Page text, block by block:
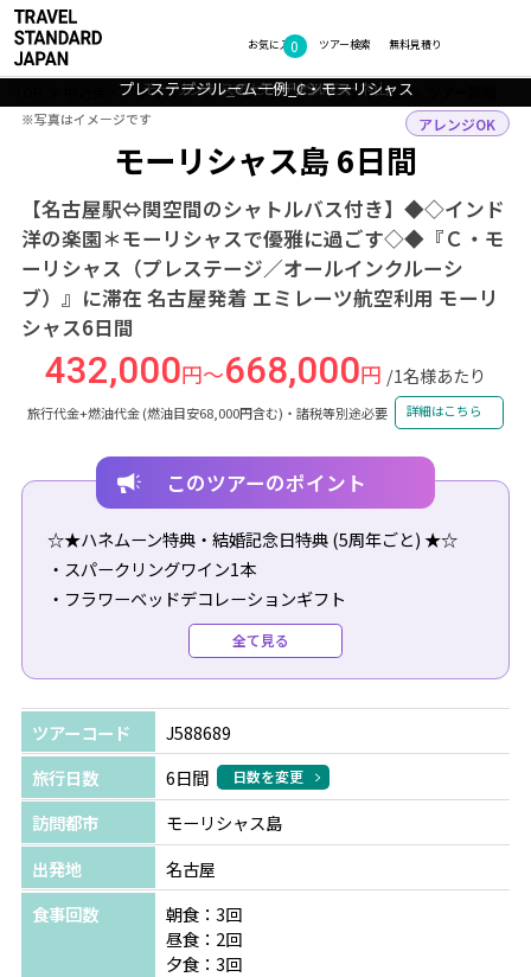
お気に入り
0 無料見積り
ツアー検索
中近東・アフリカ モーリシャス モーリシャス島
モーリシャス島 6日間
【名古屋駅⇔関空間のシャトルバス付き】◆◇インド
洋の楽園＊モーリシャスで優雅に過ごす◇◆『Ｃ・モ
ーリシャス（プレステージ／オールインクルーシ
ブ）』に滞在 名古屋発着 エミレーツ航空利用 モーリ
シャス6日間
アレンジOK
432,000円～668,000円 /1名様あたり
旅行代金+燃油代金 (燃油目安68,000円含む)・諸税等別途必要 詳細はこちら
モーリシャスの美しい海
モーリシャスのビーチとルモーネ山
プール_C・モーリシャス
プレステージルーム一例_C・モーリシャス
C・モーリシャス
フォトギャラリー
※写真はイメージです
※写真はイメージです
このツアーのポイント
☆★ハネムーン特典・結婚記念日特典 (5周年ごと) ★☆
・スパークリングワイン1本
・フラワーベッドデコレーションギフト
・Ｃスパのご利用、25％割引（09:30～14:00のご予約が対
・キャンドルライトディナー
※ご入籍後12ヶ月以内、またはアニバーサリー前後6か月
以内の方が対象となり、チェックインの際に証明書の提示
が必要です。
※ご予約時に必ずハネムーン（結婚記念日）の旨をご申告
いただき、証明書をご提出ください(ご予約後の申し出は
不可)。
※全て滞在中1回のご提供となります
全て見る
ツアーコード
J588689
旅行日数
6日間 日数を変更
訪問都市
モーリシャス島
出発地
名古屋
食事回数
朝食：3回
昼食：2回
夕食：3回